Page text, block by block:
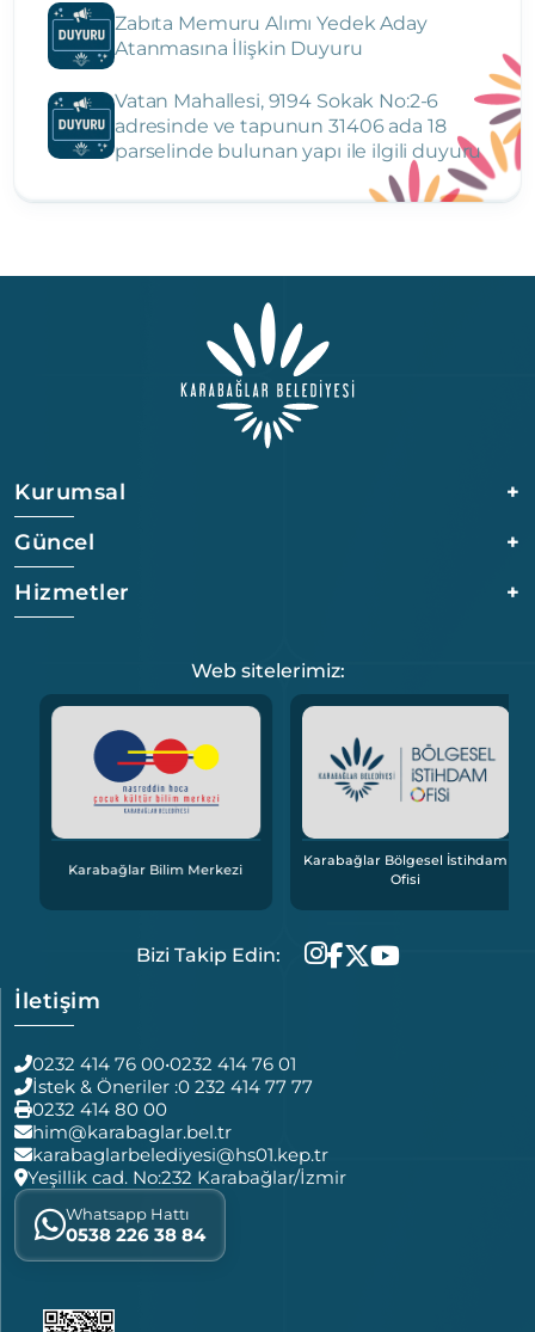
Zabıta Memuru Alımı Yedek Aday
Atanmasına İlişkin Duyuru
Vatan Mahallesi, 9194 Sokak No:2-6
adresinde ve tapunun 31406 ada 18
parselinde bulunan yapı ile ilgili duyuru
Kurumsal
+
Güncel
+
Hizmetler
+
Web sitelerimiz:
Karabağlar Bilim Merkezi
Karabağlar Bölgesel İstihdam
Ofisi
Bizi Takip Edin:
İletişim
0232 414 76 00•0232 414 76 01
İstek & Öneriler :0 232 414 77 77
0232 414 80 00
him@karabaglar.bel.tr
karabaglarbelediyesi@hs01.kep.tr
Yeşillik cad. No:232 Karabağlar/İzmir
Whatsapp Hattı
0538 226 38 84